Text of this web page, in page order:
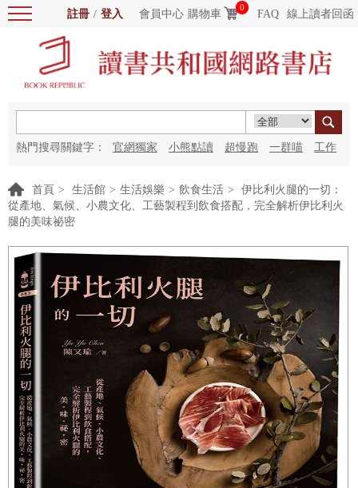
註冊 / 登入 會員中心 購物車
0
FAQ 線上讀者回函
熱門搜尋關鍵字： 官網獨家 小熊點讀 超慢跑 一群喵 工作
首頁 > 生活館 > 生活娛樂 > 飲食生活 >
伊比利火腿的一切：
從產地、氣候、小農文化、工藝製程到飲食搭配，完全解析伊比利火
腿的美味祕密